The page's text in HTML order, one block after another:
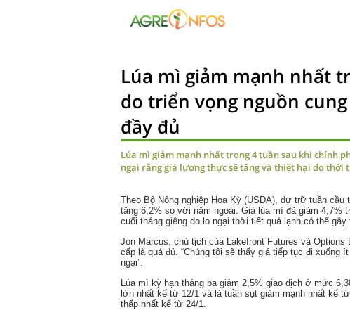
Lúa mì giảm mạnh nhất
do triển vọng nguồn
đầy đủ
Lúa mì giảm mạnh nhất trong 4 tuần sau khi chính
ngại rằng giá lương thực sẽ tăng và thiệt hại do thời
Theo Bộ Nông nghiệp Hoa Kỳ (USDA), dự trữ tuần
tăng 6,2% so với năm ngoái. Giá lúa mì đã giảm 4,7%
cuối tháng giêng do lo ngại thời tiết quá lạnh có thể
Jon Marcus, chủ tịch của Lakefront Futures và
cấp là quá đủ. “Chúng tôi sẽ thấy giá tiếp tục đi xuống
ngại”.
Lúa mì kỳ hạn tháng ba giảm 2,5% giao dịch ở mức
lớn nhất kể từ 12/1 và là tuần sụt giảm mạnh nhất kể
thấp nhất kể từ 24/1.